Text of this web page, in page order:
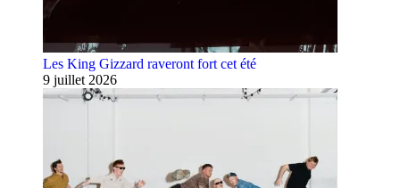
Les King Gizzard raveront fort cet été
9 juillet 2026